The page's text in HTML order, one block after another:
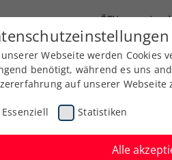
ÖTV
Ausbildung Services
Webseite werden Cookies
benötigt, während es uns
auf unserer Webseite
Essenziell Statistiken
Alle